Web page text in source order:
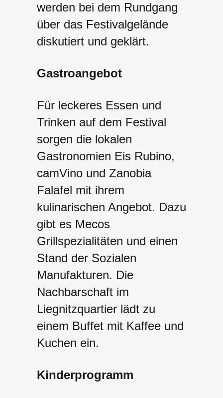
werden bei dem Rundgang
über das Festivalgelände
diskutiert und geklärt.
Gastroangebot
Für leckeres Essen und
Trinken auf dem Festival
sorgen die lokalen
Gastronomien Eis Rubino,
camVino und Zanobia
Falafel mit ihrem
kulinarischen Angebot. Dazu
gibt es Mecos
Grillspezialitäten und einen
Stand der Sozialen
Manufakturen. Die
Nachbarschaft im
Liegnitzquartier lädt zu
einem Buffet mit Kaffee und
Kuchen ein.
Kinderprogramm